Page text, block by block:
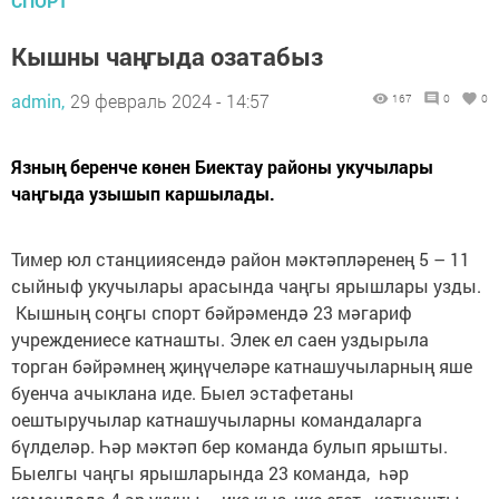
Кышны чаңгыда озатабыз
admin, 29 февраль 2024 - 14:57 167 0 0
Язның беренче көнен Биектау районы укучылары
чаңгыда узышып каршылады.
Тимер юл станцииясендә район мәктәпләренең 5 – 11
сыйныф укучылары арасында чаңгы ярышлары узды.
Кышның соңгы спорт бәйрәмендә 23 мәгариф
учреждениесе катнашты. Элек ел саен уздырыла
торган бәйрәмнең җиңүчеләре катнашучыларның яше
буенча ачыклана иде. Быел эстафетаны
оештыручылар катнашучыларны командаларга
бүлделәр. Һәр мәктәп бер команда булып ярышты.
Быелгы чаңгы ярышларында 23 команда, һәр